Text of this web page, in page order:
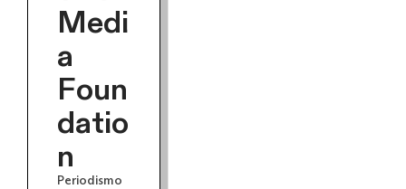
Medi
a
Foun
datio
n
Periodismo